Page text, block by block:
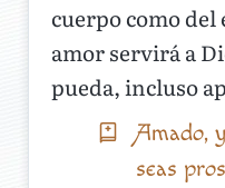
cuerpo como
amor servirá a
pueda, incluso
Amado,
seas